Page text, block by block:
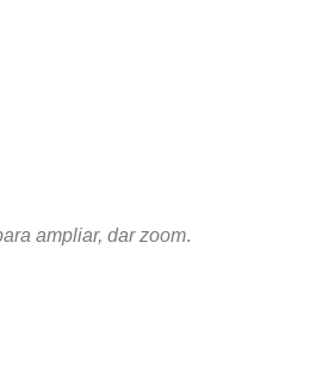
ampliar, dar zoom.